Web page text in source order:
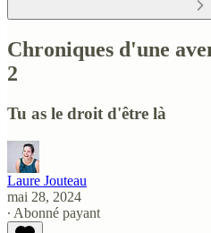
Chroniques d'une
2
Tu as le droit d'être là
Laure Jouteau
mai 28, 2024
∙ Abonné payant